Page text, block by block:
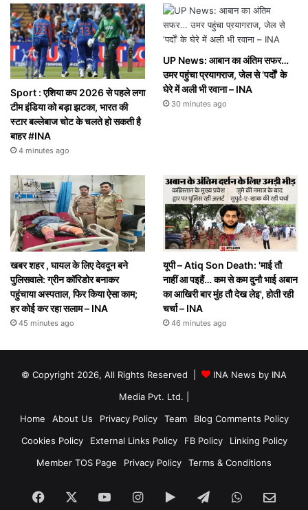
Sport : एशिया कप 2026 से पहले लगा
टीम इंडिया को बड़ा झटका, भारत की
स्टार बल्लेबाज चोट के चलते हो सकती है
बाहर #INA
4 minutes ago
UP News: आबान का अंतिम सफर…
उमर पहुंचा प्रयागराज, जेल से ‘पर्दों’ के
घेरे में अली भी रवाना – INA
30 minutes ago
खबर शहर , घायल के लिए देवदून बने
पुलिसवाले: ग्रीन कॉरिडोर बनाकर
पहुंचाया अस्पताल, फिर किया ऐसा काम;
हर कोई कर रहा सलाम – INA
45 minutes ago
यूपी – Atiq Son Death: 'माई तौ
नाहीं आ पइहैं… कम से कम दुनौ भाई अबान
का आखिरी बार मुंह तौ देख लेइ', होती रही
चर्चा – INA
46 minutes ago
© Copyright 2026, All Rights Reserved |
INA News by INA
Media Pvt. Ltd.
Home
About Us Privacy Policy Team
Blog Comments Policy
Cookies Policy
External Links Policy FB Policy
Linking Policy
Member TOS Page
Privacy Policy Terms & Conditions
Facebook YouTubeInstagram
Google TelegramWhatsApp